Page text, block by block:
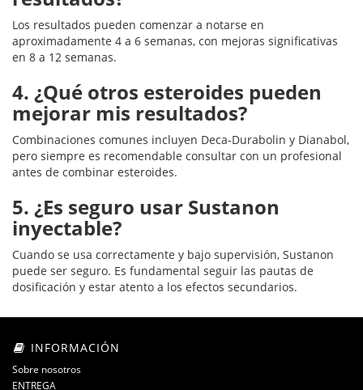
Los resultados pueden comenzar a notarse en
aproximadamente 4 a 6 semanas, con mejoras significativas
en 8 a 12 semanas.
4. ¿Qué otros esteroides pueden
mejorar mis resultados?
Combinaciones comunes incluyen Deca-Durabolin y Dianabol,
pero siempre es recomendable consultar con un profesional
antes de combinar esteroides.
5. ¿Es seguro usar Sustanon
inyectable?
Cuando se usa correctamente y bajo supervisión, Sustanon
puede ser seguro. Es fundamental seguir las pautas de
dosificación y estar atento a los efectos secundarios.
INFORMACIÓN
Sobre nosotros
ENTREGA